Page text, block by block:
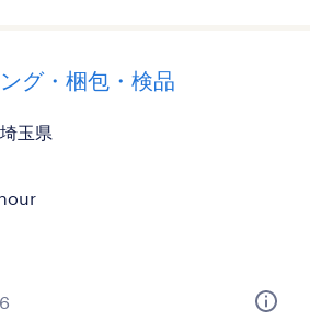
グ・梱包・検品
玉県